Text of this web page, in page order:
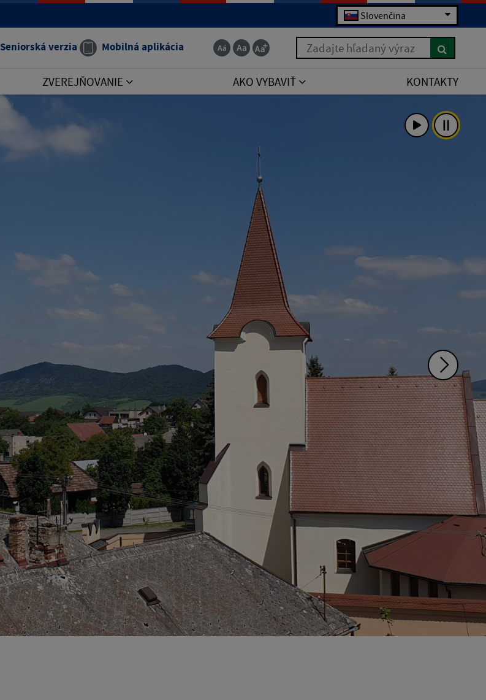
Slovenčina
Seniorská verzia Mobilná aplikácia Zadajte hľadaný výraz
ZVEREJŇOVANIE AKO VYBAVIŤ KONTAKTY